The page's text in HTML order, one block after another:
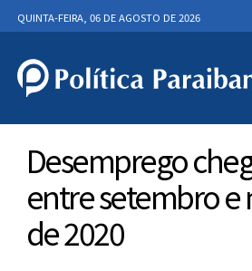
QUINTA-FEIRA, 06 DE AGOSTO DE 2026
Desemprego
entre setembro
de 2020